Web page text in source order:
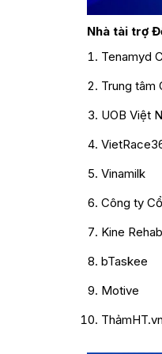
Nhà tài trợ
Tenamyd
Trung tâm
UOB Việt
Vinamilk
Công ty
Kine Rehab
bTaskee
Motive
ThảmHT.vn